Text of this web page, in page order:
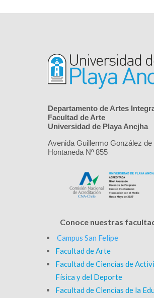
Departamento de Artes
Facultad de Arte
Universidad de Playa Ancjha
Avenida Guillermo González de
Hontaneda Nº 855
Conoce nuestras
Campus San Felipe
Facultad de Arte
Facultad de Ciencias de
Física y del Deporte
Facultad de Ciencias de la